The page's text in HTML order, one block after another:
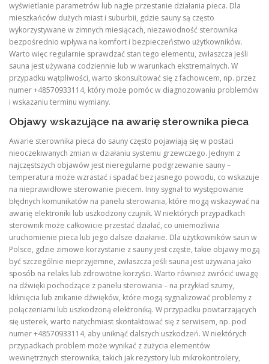
wyświetlanie parametrów lub nagłe przestanie działania pieca. Dla
mieszkańców dużych miast i suburbii, gdzie sauny są często
wykorzystywane w zimnych miesiącach, niezawodność sterownika
bezpośrednio wpływa na komfort i bezpieczeństwo użytkowników.
Warto więc regularnie sprawdzać stan tego elementu, zwłaszcza jeśli
sauna jest używana codziennie lub w warunkach ekstremalnych. W
przypadku wątpliwości, warto skonsultować się z fachowcem, np. przez
numer +48570933114, który może pomóc w diagnozowaniu problemów
i wskazaniu terminu wymiany.
Objawy wskazujące na awarię sterownika pieca
Awarie sterownika pieca do sauny często pojawiają się w postaci
nieoczekiwanych zmian w działaniu systemu grzewczego. Jednym z
najczęstszych objawów jest nieregularne podgrzewanie sauny –
temperatura może wzrastać i spadać bez jasnego powodu, co wskazuje
na nieprawidłowe sterowanie piecem. Inny sygnał to występowanie
błędnych komunikatów na panelu sterowania, które mogą wskazywać na
awarię elektroniki lub uszkodzony czujnik. W niektórych przypadkach
sterownik może całkowicie przestać działać, co uniemożliwia
uruchomienie pieca lub jego dalsze działanie. Dla użytkowników saun w
Polsce, gdzie zimowe korzystanie z sauny jest częste, takie objawy mogą
być szczególnie nieprzyjemne, zwłaszcza jeśli sauna jest używana jako
sposób na relaks lub zdrowotne korzyści. Warto również zwrócić uwagę
na dźwięki pochodzące z panelu sterowania – na przykład szumy,
kliknięcia lub znikanie dźwięków, które mogą sygnalizować problemy z
połączeniami lub uszkodzoną elektroniką. W przypadku powtarzających
się usterek, warto natychmiast skontaktować się z serwisem, np. pod
numer +48570933114, aby uniknąć dalszych uszkodzeń. W niektórych
przypadkach problem może wynikać z zużycia elementów
wewnętrznych sterownika, takich jak rezystory lub mikrokontrolery,